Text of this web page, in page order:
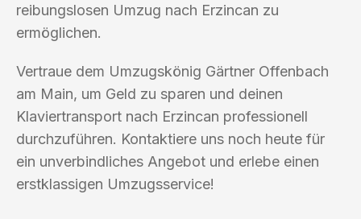
reibungslosen Umzug nach Erzincan zu
ermöglichen.
Vertraue dem Umzugskönig Gärtner Offenbach
am Main, um Geld zu sparen und deinen
Klaviertransport nach Erzincan professionell
durchzuführen. Kontaktiere uns noch heute für
ein unverbindliches Angebot und erlebe einen
erstklassigen Umzugsservice!